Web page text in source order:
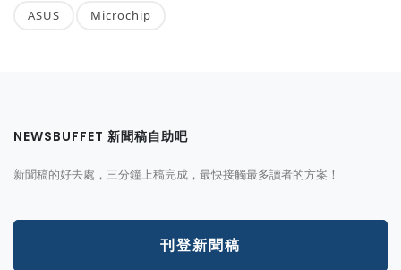
ASUS Microchip
NEWSBUFFET 新聞稿自助吧
新聞稿的好去處，三分鐘上稿完成，最快接觸最多讀者的方案！
刊登新聞稿